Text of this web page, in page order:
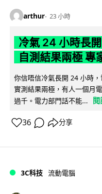
arthur 23 小時
冷氣 24 小時長
自測結果兩極 專
你信唔信冷氣長開 24 小時
實測結果兩極，有人一個月
過千。電力部門話不能...
36 分享
3C科技 流動電腦